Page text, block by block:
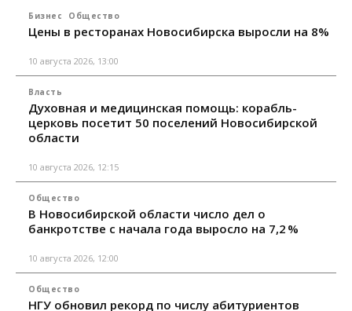
Бизнес Общество
Цены в ресторанах Новосибирска выросли на 8%
10 августа 2026, 13:00
Власть
Духовная и медицинская помощь: корабль-
церковь посетит 50 поселений Новосибирской
области
10 августа 2026, 12:15
Общество
В Новосибирской области число дел о
банкротстве с начала года выросло на 7,2 %
10 августа 2026, 12:00
Общество
НГУ обновил рекорд по числу абитуриентов